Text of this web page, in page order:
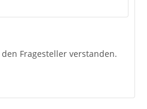
Fragesteller verstanden.